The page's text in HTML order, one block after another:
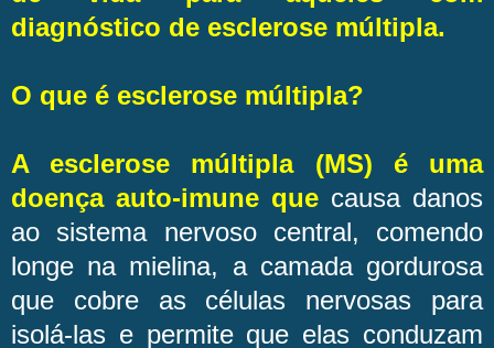
diagnóstico de esclerose múltipla.
O que é esclerose múltipla?
A esclerose múltipla (MS) é uma
doença auto-imune que causa danos
ao sistema nervoso central, comendo
longe na mielina, a camada gordurosa
que cobre as células nervosas para
isolá-las e permite que elas conduzam